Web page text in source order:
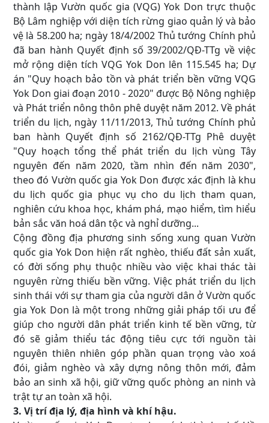
thành lập Vườn quốc gia (VQG) Yok Don trực thuộc
Bộ Lâm nghiệp với diện tích rừng giao quản lý và bảo
vệ là 58.200 ha; ngày 18/4/2002 Thủ tướng Chính phủ
đã ban hành Quyết định số 39/2002/QĐ-TTg về việc
mở rộng diện tích VQG Yok Don lên 115.545 ha; Dự
án "Quy hoạch bảo tồn và phát triển bền vững VQG
Yok Don giai đoạn 2010 - 2020" được Bộ Nông nghiệp
và Phát triển nông thôn phê duyệt năm 2012. Về phát
triển du lịch, ngày 11/11/2013, Thủ tướng Chính phủ
ban hành Quyết định số 2162/QĐ-TTg Phê duyệt
"Quy hoạch tổng thể phát triển du lịch vùng Tây
nguyên đến năm 2020, tầm nhìn đến năm 2030",
theo đó Vườn quốc gia Yok Don được xác định là khu
du lịch quốc gia phục vụ cho du lịch tham quan,
nghiên cứu khoa học, khám phá, mạo hiểm, tìm hiểu
bản sắc văn hoá dân tộc và nghỉ dưỡng...
Cộng đồng địa phương sinh sống xung quan Vườn
quốc gia Yok Don hiện rất nghèo, thiếu đất sản xuất,
có đời sống phụ thuộc nhiều vào việc khai thác tài
nguyên rừng thiếu bền vững. Việc phát triển du lịch
sinh thái với sự tham gia của người dân ở Vườn quốc
gia Yok Don là một trong những giải pháp tối ưu để
giúp cho người dân phát triển kinh tế bền vững, từ
đó sẽ giảm thiểu tác động tiêu cực tới nguồn tài
nguyên thiên nhiên góp phần quan trọng vào xoá
đói, giảm nghèo và xây dựng nông thôn mới, đảm
bảo an sinh xã hội, giữ vững quốc phòng an ninh và
trật tự an toàn xã hội.
3. Vị trí địa lý, địa hình và khí hậu.